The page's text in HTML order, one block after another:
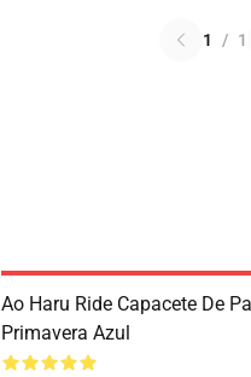
1 / 1
Ao Haru Ride Capacete De
Primavera Azul